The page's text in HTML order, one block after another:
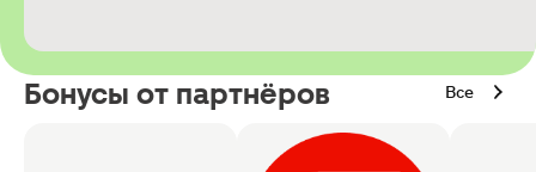
Бонусы от партнёров Все